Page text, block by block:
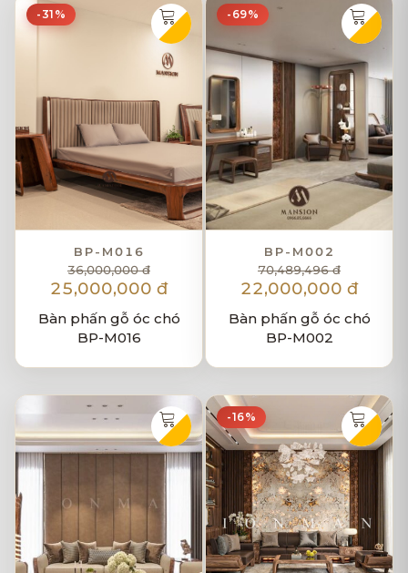
-31%
BP-M016
36,000,000 đ
25,000,000 đ
Bàn phấn gỗ óc chó
BP-M016
-69%
BP-M002
70,489,496 đ
22,000,000 đ
Bàn phấn gỗ óc chó
BP-M002
-16%